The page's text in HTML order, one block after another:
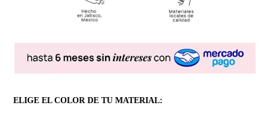
ELIGE EL COLOR DE TU MATERIAL: